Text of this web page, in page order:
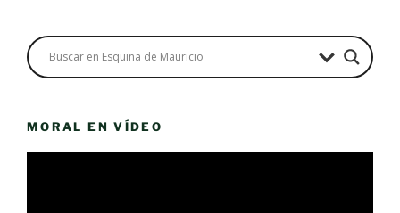
MORAL EN VÍDEO